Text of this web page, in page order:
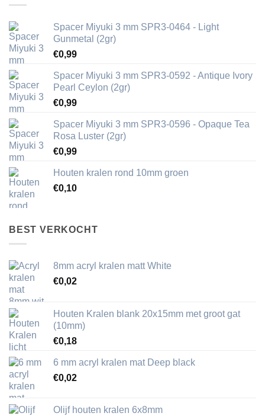
Spacer Miyuki 3 mm SPR3-0464 - Light
Gunmetal (2gr)
€0,99
Spacer Miyuki 3 mm SPR3-0592 - Antique Ivory
Pearl Ceylon (2gr)
€0,99
Spacer Miyuki 3 mm SPR3-0596 - Opaque Tea
Rosa Luster (2gr)
€0,99
Houten kralen rond 10mm groen
€0,10
BEST VERKOCHT
8mm acryl kralen matt White
€0,02
Houten Kralen blank 20x15mm met groot gat
(10mm)
€0,18
6 mm acryl kralen mat Deep black
€0,02
Olijf houten kralen 6x8mm